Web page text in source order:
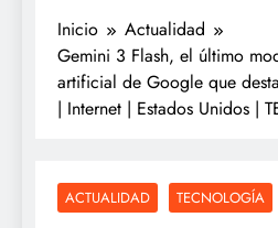
Inicio
Actualidad
Gemini 3 Flash, el último
artificial de Google que
| Internet | Estados Unidos |
ACTUALIDAD TECNOLOGÍA